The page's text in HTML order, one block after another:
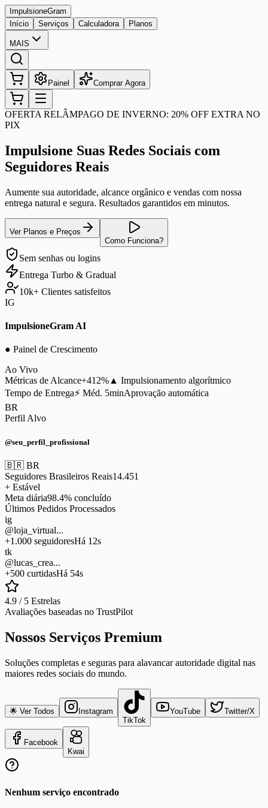
ImpulsioneGram
Início
Serviços Calculadora Planos
MAIS
Painel Comprar Agora
OFERTA RELÂMPAGO DE INVERNO: 20% OFF EXTRA NO
PIX
Impulsione Suas Redes Sociais com
Seguidores Reais
Aumente sua autoridade, alcance orgânico e vendas com nossa
entrega natural e segura. Resultados garantidos em minutos.
Ver Planos e Preços
Como Funciona?
Sem senhas ou logins
Entrega Turbo & Gradual
10k+ Clientes satisfeitos
IG
ImpulsioneGram AI
● Painel de Crescimento
Ao Vivo
Métricas de Alcance+412% ▲ Impulsionamento algorítmico
Tempo de Entrega⚡ Méd. 5minAprovação automática
BR
Perfil Alvo
@seu_perfil_profissional
🇧🇷 BR
Seguidores Brasileiros Reais14.451
+ Estável
Meta diária98.4% concluído
Últimos Pedidos Processados
ig
@loja_virtual...
+1.000 seguidoresHá 12s
tk
@lucas_crea...
+500 curtidasHá 54s
4.9 / 5 Estrelas
Avaliações baseadas no TrustPilot
Nossos Serviços Premium
Soluções completas e seguras para alavancar autoridade digital nas
maiores redes sociais do mundo.
🌟 Ver Todos
Instagram
TikTok
YouTube Twitter/X
Facebook
Kwai
Nenhum serviço encontrado